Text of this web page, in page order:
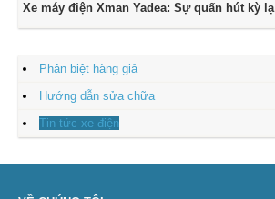
Xe máy điện Xman Yadea: Sự quấn hút kỳ lạ
Phân biệt hàng giả
Hướng dẫn sửa chữa
Tin tức xe điện